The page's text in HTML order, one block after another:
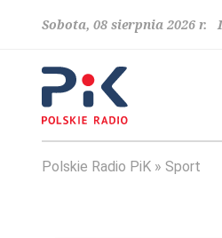
Sobota, 08 sierpnia 2026
Polskie Radio PiK Sport